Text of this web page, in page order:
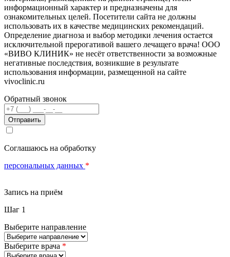
информационный характер и предназначены для
ознакомительных целей. Посетители сайта не должны
использовать их в качестве медицинских рекомендаций.
Определение диагноза и выбор методики лечения остается
исключительной прерогативой вашего лечащего врача! ООО
«ВИВО КЛИНИК» не несёт ответственности за возможные
негативные последствия, возникшие в результате
использования информации, размещенной на сайте
vivoclinic.ru
Обратный звонок
Телефон
Соглашаюсь на обработку
персональных данных *
Запись на приём
Шаг 1
Выберите направление
Выберите врача *